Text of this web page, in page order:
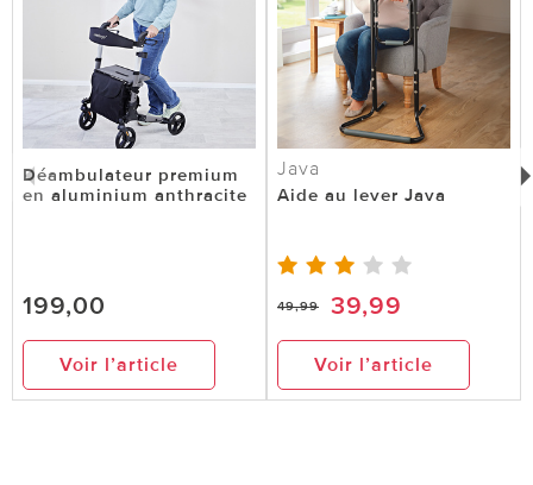
Déambulateur premium
en aluminium anthracite
199,00
Voir l’article
Java
Aide au lever Java
49,99 39,99
Voir l’article